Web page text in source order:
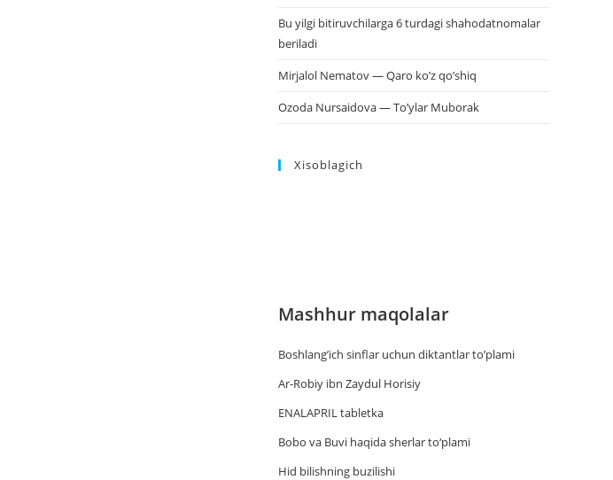
Bu yilgi bitiruvchilarga 6 turdagi shahodatnomalar
beriladi
Mirjalol Nematov — Qaro ko’z qo’shiq
Ozoda Nursaidova — To’ylar Muborak
Xisoblagich
Mashhur maqolalar
Boshlang’ich sinflar uchun diktantlar to’plami
Ar-Robiy ibn Zaydul Horisiy
ENALAPRIL tabletka
Bobo va Buvi haqida sherlar to‘plami
Hid bilishning buzilishi